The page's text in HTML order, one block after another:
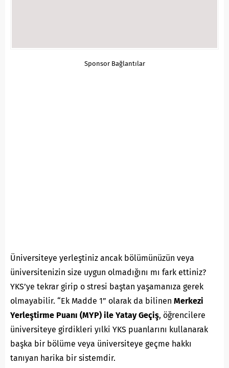
Sponsor Bağlantılar
Üniversiteye yerleştiniz ancak bölümünüzün veya
üniversitenizin size uygun olmadığını mı fark ettiniz?
YKS’ye tekrar girip o stresi baştan yaşamanıza gerek
olmayabilir. “Ek Madde 1” olarak da bilinen Merkezi
Yerleştirme Puanı (MYP) ile Yatay Geçiş, öğrencilere
üniversiteye girdikleri yılki YKS puanlarını kullanarak
başka bir bölüme veya üniversiteye geçme hakkı
tanıyan harika bir sistemdir.